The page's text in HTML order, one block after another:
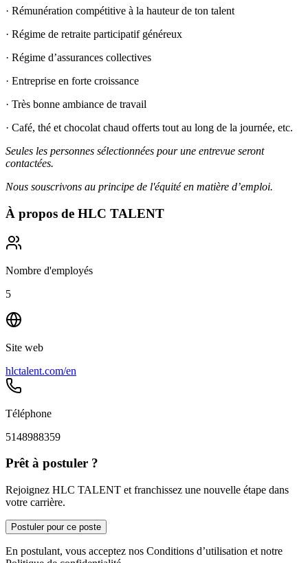
· Rémunération compétitive à la hauteur de ton talent
· Régime de retraite participatif généreux
· Régime d’assurances collectives
· Entreprise en forte croissance
· Très bonne ambiance de travail
· Café, thé et chocolat chaud offerts tout au long de la journée, etc.
Seules les personnes sélectionnées pour une entrevue seront
contactées.
Nous souscrivons au principe de l'équité en matière d’emploi.
À propos de HLC TALENT
Nombre d'employés
5
Site web
hlctalent.com/en
Téléphone
5148988359
Prêt à postuler ?
Rejoignez HLC TALENT et franchissez une nouvelle étape dans
votre carrière.
Postuler pour ce poste
En postulant, vous acceptez nos Conditions d’utilisation et notre